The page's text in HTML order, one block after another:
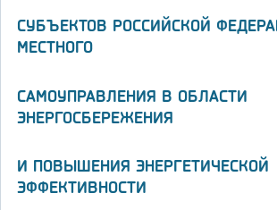
СУБЪЕКТОВ РОССИЙСКОЙ
МЕСТНОГО
САМОУПРАВЛЕНИЯ В ОБЛАСТИ
ЭНЕРГОСБЕРЕЖЕНИЯ
И ПОВЫШЕНИЯ ЭНЕРГЕТИЧЕСКОЙ
ЭФФЕКТИВНОСТИ